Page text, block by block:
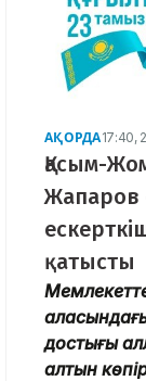
АҚОРДА17:40,
Қасым-
Жапаров
қатысты
достығы
алтын